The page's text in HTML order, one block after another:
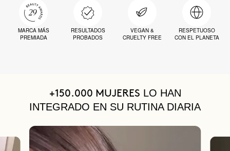
MARCA MÁS
PREMIADA
RESULTADOS
PROBADOS
VEGAN &
CRUELTY FREE
RESPETUOSO
CON EL PLANETA
+150.000 MUJERES LO HAN
INTEGRADO EN SU RUTINA DIARIA